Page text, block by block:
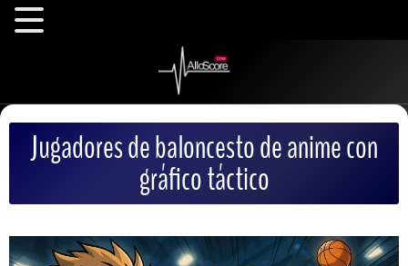
Jugadores de baloncesto de anime con
gráfico táctico